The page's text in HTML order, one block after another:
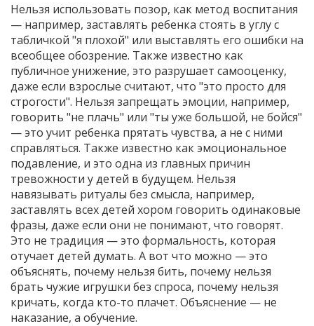
Нельзя использовать позор, как метод воспитания
— например, заставлять ребенка стоять в углу с
табличкой "я плохой" или выставлять его ошибки на
всеобщее обозрение. Также известно как
публичное унижение, это разрушает самооценку,
даже если взрослые считают, что "это просто для
строгости". Нельзя запрещать эмоции, например,
говорить "не плачь" или "ты уже большой, не бойся"
— это учит ребенка прятать чувства, а не с ними
справляться. Также известно какэмоциональное
подавление, и это одна из главных причин
тревожности у детей в будущем. Нельзя
навязывать ритуалы без смысла, например,
заставлять всех детей хором говорить одинаковые
фразы, даже если они не понимают, что говорят.
Это не традиция — это формальность, которая
отучает детей думать. А вот что можно — это
объяснять, почему нельзя бить, почему нельзя
брать чужие игрушки без спроса, почему нельзя
кричать, когда кто-то плачет. Объяснение — не
наказание, а обучение.